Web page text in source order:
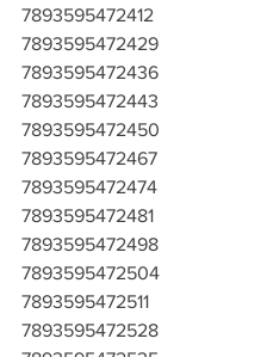
7893595472412
7893595472429
7893595472436
7893595472443
7893595472450
7893595472467
7893595472474
7893595472481
7893595472498
7893595472504
7893595472511
7893595472528